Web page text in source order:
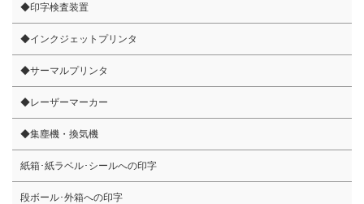
◆印字検査装置
◆インクジェットプリンタ
◆サーマルプリンタ
◆レーザーマーカー
◆集塵機・換気機
紙箱･紙ラベル･シールへの印字
段ボール･外箱への印字